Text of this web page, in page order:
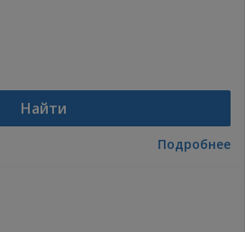
Найти
Подробнее